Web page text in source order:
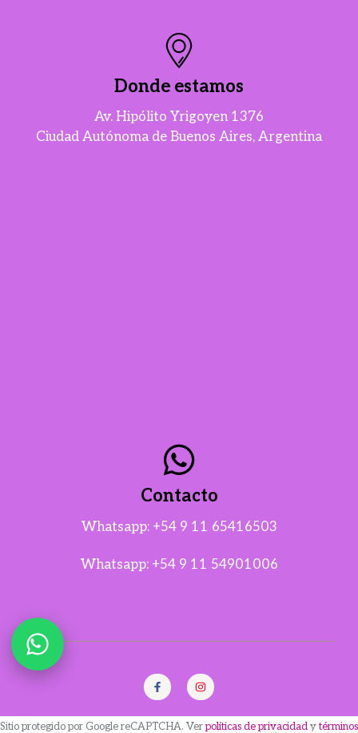
Donde estamos
Av. Hipólito Yrigoyen 1376
Ciudad Autónoma de Buenos Aires, Argentina
Contacto
Whatsapp: +54 9 11 65416503
Whatsapp: +54 9 11 54901006
Sitio protegido por Google reCAPTCHA. Verpolíticas de privacidadytérminos